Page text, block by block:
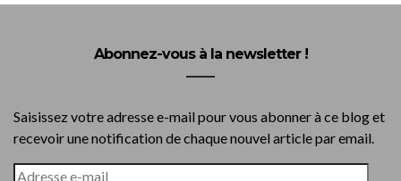
Abonnez-vous à la newsletter !
Saisissez votre adresse e-mail pour vous abonner à ce blog et
recevoir une notification de chaque nouvel article par email.
ADRESSE